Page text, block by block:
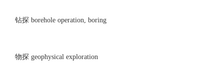
钻探 borehole operation, boring
物探 geophysical exploration